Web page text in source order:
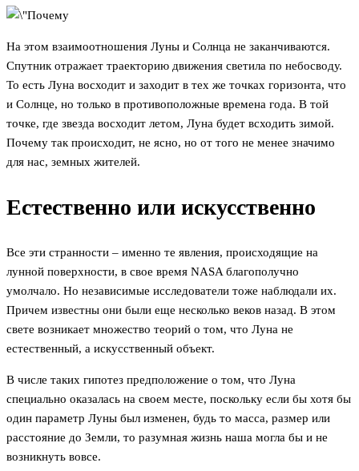
На этом взаимоотношения Луны и Солнца не заканчиваются.
Спутник отражает траекторию движения светила по небосводу.
То есть Луна восходит и заходит в тех же точках горизонта, что
и Солнце, но только в противоположные времена года. В той
точке, где звезда восходит летом, Луна будет всходить зимой.
Почему так происходит, не ясно, но от того не менее значимо
для нас, земных жителей.
Естественно или искусственно
Все эти странности – именно те явления, происходящие на
лунной поверхности, в свое время NASA благополучно
умолчало. Но независимые исследователи тоже наблюдали их.
Причем известны они были еще несколько веков назад. В этом
свете возникает множество теорий о том, что Луна не
естественный, а искусственный объект.
В числе таких гипотез предположение о том, что Луна
специально оказалась на своем месте, поскольку если бы хотя бы
один параметр Луны был изменен, будь то масса, размер или
расстояние до Земли, то разумная жизнь наша могла бы и не
возникнуть вовсе.